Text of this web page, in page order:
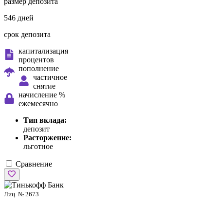
546 дней
срок депозита
капитализация
процентов
пополнение
частичное
снятие
начисление %
ежемесячно
Тип вклада:
депозит
Расторжение:
льготное
Сравнение
Лиц. № 2673